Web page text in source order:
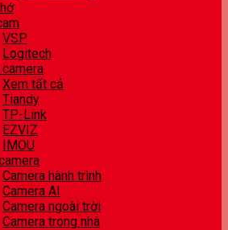
VSP
Logitech
camera
Xem tất cả
Tiandy
TP-Link
EZVIZ
IMOU
Camera hành trình
Camera AI
Camera ngoài trời
Camera trong nhà